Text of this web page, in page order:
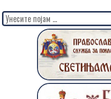
Search
for: